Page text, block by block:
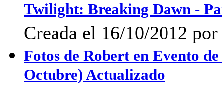
Twilight: Breaking Dawn -
Creada el 16/10/2012
Fotos de Robert en Evento
Octubre) Actualizado